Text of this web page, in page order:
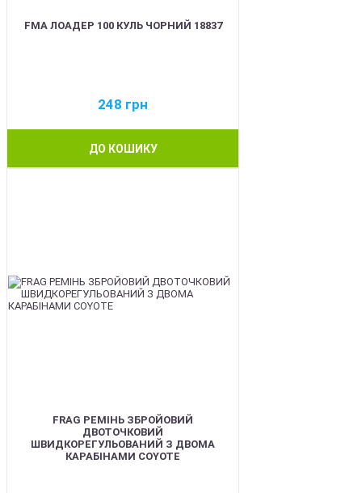
FMA ЛОАДЕР 100 КУЛЬ ЧОРНИЙ 18837
248 грн
ДО КОШИКУ
FRAG РЕМІНЬ ЗБРОЙОВИЙ
ДВОТОЧКОВИЙ
ШВИДКОРЕГУЛЬОВАНИЙ З ДВОМА
КАРАБІНАМИ COYOTE